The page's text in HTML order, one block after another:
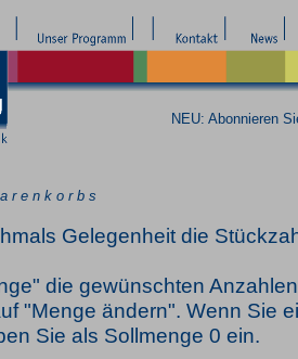
NEU: Abonnieren
r e n k o r b s
Gelegenheit die
die gewünschten
"Menge ändern". Wenn Sie
Sie als Sollmenge 0 ein.